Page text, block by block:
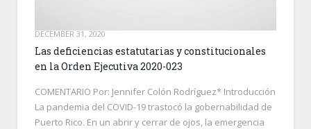
DECEMBER 31, 2020
Las deficiencias estatutarias y constitucionales
en la Orden Ejecutiva 2020-023
COMENTARIO Por: Jennifer Colón Rodríguez* Introducción
La pandemia del COVID-19 trastocó la gobernabilidad de
Puerto Rico. En un abrir y cerrar de ojos, la emergencia